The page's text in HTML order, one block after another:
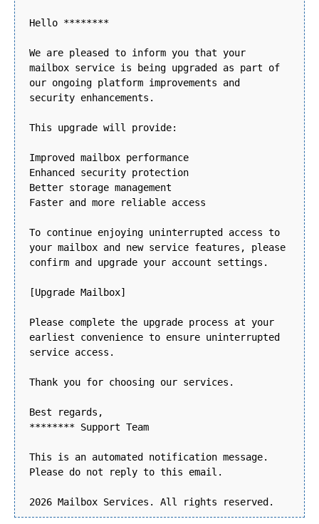
Hello ********
We are pleased to inform you that your
mailbox service is being upgraded as part of
our ongoing platform improvements and
security enhancements.
This upgrade will provide:
Improved mailbox performance
Enhanced security protection
Better storage management
Faster and more reliable access
To continue enjoying uninterrupted access to
your mailbox and new service features, please
confirm and upgrade your account settings.
[Upgrade Mailbox]
Please complete the upgrade process at your
earliest convenience to ensure uninterrupted
service access.
Thank you for choosing our services.
Best regards,
******** Support Team
This is an automated notification message.
Please do not reply to this email.
2026 Mailbox Services. All rights reserved.